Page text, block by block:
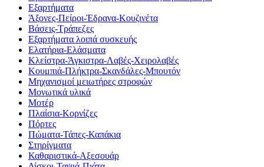
Εξαρτήματα
Άξονες-Πείροι-Έδρανα-Κουζινέτα
Βάσεις-Τράπεζες
Εξαρτήματα λοιπά συσκευής
Ελατήρια-Ελάσματα
Κλείστρα-Άγκιστρα-Λαβές-Χειρολαβές
Κουμπιά-Πλήκτρα-Σκανδάλες-Μπουτόν
Μηχανισμοί μειωτήρες στροφών
Μονωτικά υλικά
Μοτέρ
Πλαίσια-Κορνίζες
Πόρτες
Πώματα-Τάπες-Καπάκια
Στηρίγματα
Καθαριστικά-Αξεσουάρ